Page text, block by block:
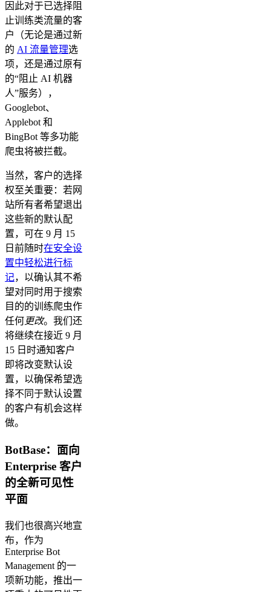
因此对于已选择阻
止训练类流量的客
户（无论是通过新
的 AI 流量管理选
项，还是通过原有
的“阻止 AI 机器
人”服务），
Googlebot、
Applebot 和
BingBot 等多功能
爬虫将被拦截。
当然，客户的选择
权至关重要：若网
站所有者希望退出
这些新的默认配
置，可在 9 月 15
日前随时在安全设
置中轻松进行标
记，以确认其不希
望对同时用于搜索
目的的训练爬虫作
任何更改。我们还
将继续在接近 9 月
15 日时通知客户
即将改变默认设
置，以确保希望选
择不同于默认设置
的客户有机会这样
做。
BotBase：面向
Enterprise 客户
的全新可见性
平面
我们也很高兴地宣
布，作为
Enterprise Bot
Management 的一
项新功能，推出一